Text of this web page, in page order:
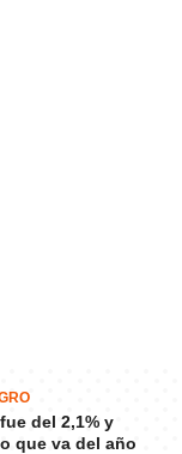
del 2,1% y
que va del año